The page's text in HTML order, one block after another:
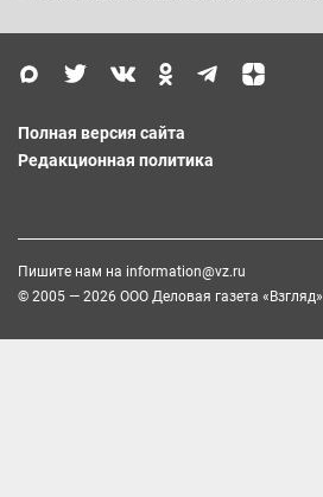
Полная версия сайта
Редакционная политика
Пишите нам на information@vz.ru
© 2005 — 2026 ООО Деловая газета «Взгляд»